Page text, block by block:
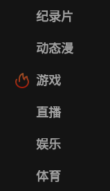
纪录片
动态漫
游戏
直播
娱乐
体育